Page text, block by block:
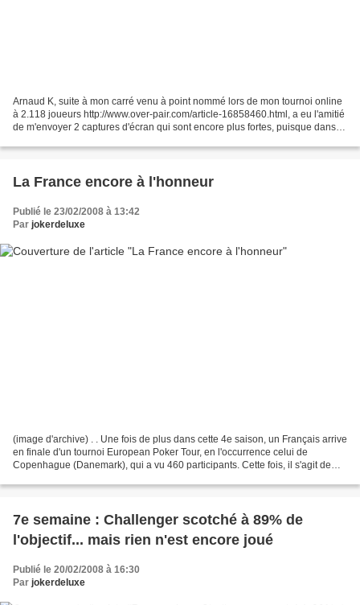
Arnaud K, suite à mon carré venu à point nommé lors de mon tournoi online
à 2.118 joueurs http://www.over-pair.com/article-16858460.html, a eu l'amitié
de m'envoyer 2 captures d'écran qui sont encore plus fortes, puisque dans
La France encore à l'honneur
Publié le 23/02/2008 à 13:42
Par jokerdeluxe
(image d'archive) . . Une fois de plus dans cette 4e saison, un Français arrive
en finale d'un tournoi European Poker Tour, en l'occurrence celui de
Copenhague (Danemark), qui a vu 460 participants. Cette fois, il s'agit de
7e semaine : Challenger scotché à 89% de
l'objectif... mais rien n'est encore joué
Publié le 20/02/2008 à 16:30
Par jokerdeluxe